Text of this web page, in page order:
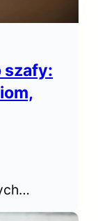
szafy: